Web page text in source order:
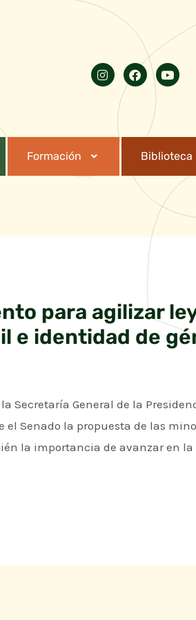
Formación Biblioteca
para agilizar
e identidad de
Secretaría General de la
Senado la propuesta de las
la importancia de avanzar en la